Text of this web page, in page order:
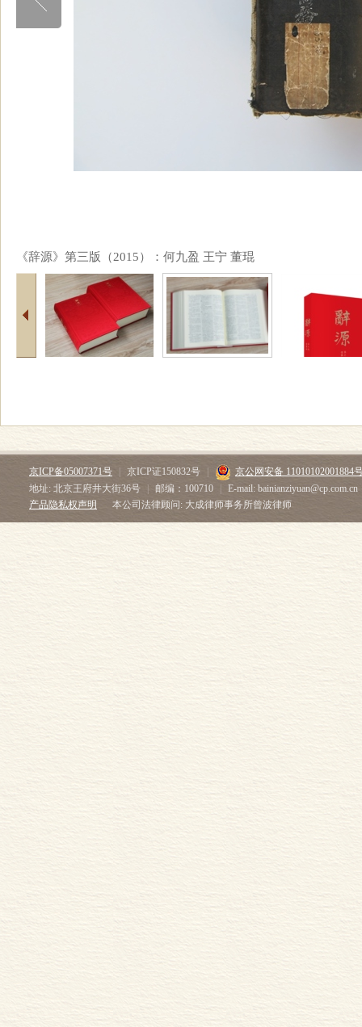
《辞源》第三版（2015）：何九盈 王宁 董琨
京ICP备05007371号 京ICP证150832号
京公网安备 11010102001884
地址: 北京王府井大街36号
邮编：100710
E-mail: bainianziyuan@cp.com.cn
产品隐私权声明
本公司法律顾问: 大成律师事务所曾波律师